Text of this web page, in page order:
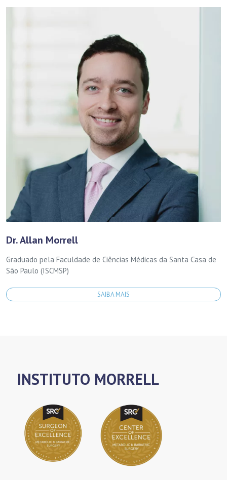
Dr. Allan Morrell
Graduado pela Faculdade de Ciências Médicas da Santa Casa de
São Paulo (ISCMSP)
SAIBA MAIS
INSTITUTO MORRELL